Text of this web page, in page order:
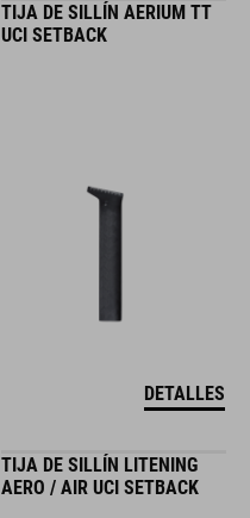
TIJA DE SILLÍN AERIUM TT
UCI SETBACK
DETALLES
TIJA DE SILLÍN LITENING
AERO / AIR UCI SETBACK